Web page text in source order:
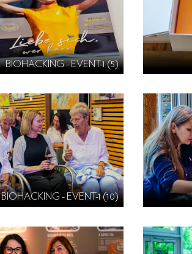
BIOHACKING - EVENT-1 (5)
BIOHACKING - EVENT-1 (10)